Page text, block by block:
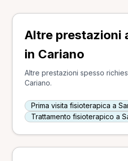
Altre prestazioni
in Cariano
Altre prestazioni spesso
Cariano.
Prima visita fisioterapica a
Trattamento fisioterapico a